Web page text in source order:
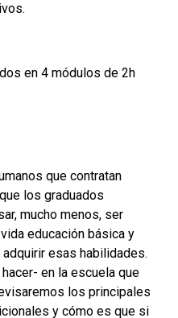
en 4 módulos de 2h
que contratan
los graduados
mucho menos, ser
educación básica y
esas habilidades.
en la escuela que
los principales
y cómo es que si